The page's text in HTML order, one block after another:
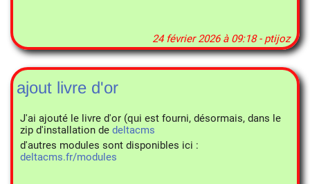
24 février 2026 à 09:18 - ptijoz
ajout livre d'or
J'ai ajouté le livre d'or (qui est fourni, désormais, dans le
zip d'installation de deltacms
d'autres modules sont disponibles ici :
deltacms.fr/modules